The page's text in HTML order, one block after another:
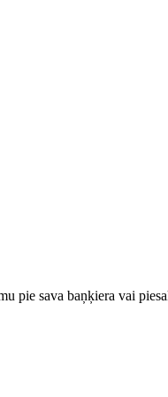
pie sava baņķiera vai